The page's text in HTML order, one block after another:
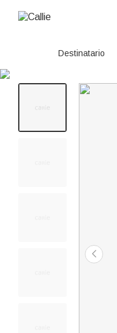
Destinatario